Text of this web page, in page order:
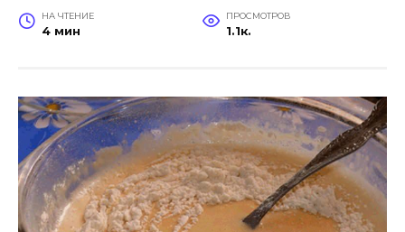
НА ЧТЕНИЕ
4 мин
ПРОСМОТРОВ
1.1к.